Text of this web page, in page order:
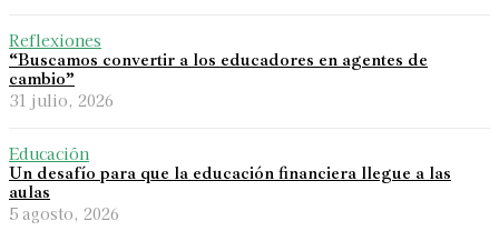
Reflexiones
“Buscamos convertir a los educadores en agentes de
cambio”
31 julio, 2026
Educación
Un desafío para que la educación financiera llegue a las
aulas
5 agosto, 2026